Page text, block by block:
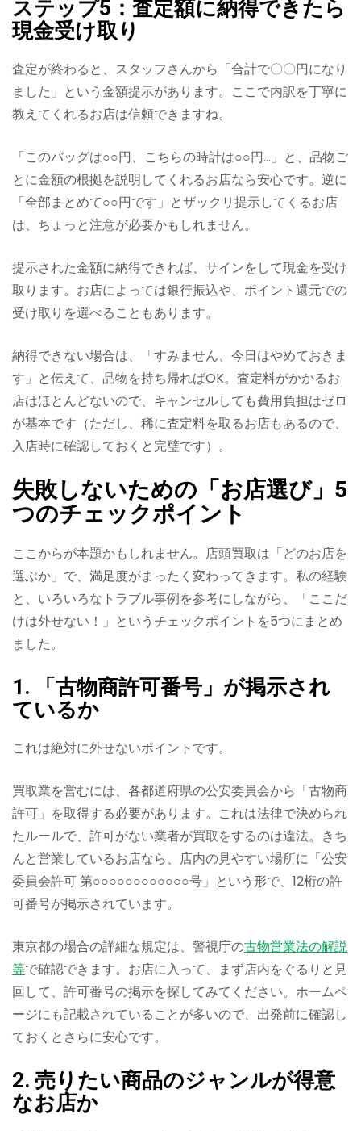
ステップ5：査定額に納得できたら
現金受け取り
査定が終わると、スタッフさんから「合計で〇〇円になり
ました」という金額提示があります。ここで内訳を丁寧に
教えてくれるお店は信頼できますね。
「このバッグは○○円、こちらの時計は○○円…」と、品物ご
とに金額の根拠を説明してくれるお店なら安心です。逆に
「全部まとめて○○円です」とザックリ提示してくるお店
は、ちょっと注意が必要かもしれません。
提示された金額に納得できれば、サインをして現金を受け
取ります。お店によっては銀行振込や、ポイント還元での
受け取りを選べることもあります。
納得できない場合は、「すみません、今日はやめておきま
す」と伝えて、品物を持ち帰ればOK。査定料がかかるお
店はほとんどないので、キャンセルしても費用負担はゼロ
が基本です（ただし、稀に査定料を取るお店もあるので、
入店時に確認しておくと完璧です）。
失敗しないための「お店選び」5
つのチェックポイント
ここからが本題かもしれません。店頭買取は「どのお店を
選ぶか」で、満足度がまったく変わってきます。私の経験
と、いろいろなトラブル事例を参考にしながら、「ここだ
けは外せない！」というチェックポイントを5つにまとめ
ました。
1. 「古物商許可番号」が掲示され
ているか
これは絶対に外せないポイントです。
買取業を営むには、各都道府県の公安委員会から「古物商
許可」を取得する必要があります。これは法律で決められ
たルールで、許可がない業者が買取をするのは違法。きち
んと営業しているお店なら、店内の見やすい場所に「公安
委員会許可 第○○○○○○○○○○○○号」という形で、12桁の許
可番号が掲示されています。
東京都の場合の詳細な規定は、警視庁の古物営業法の解説
等で確認できます。お店に入って、まず店内をぐるりと見
回して、許可番号の掲示を探してみてください。ホームペ
ージにも記載されていることが多いので、出発前に確認し
ておくとさらに安心です。
2. 売りたい商品のジャンルが得意
なお店か